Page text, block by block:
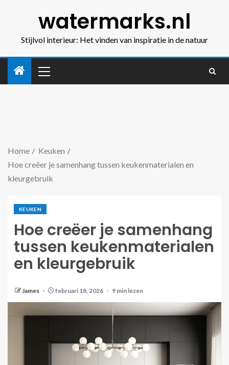
watermarks.nl
Stijlvol interieur: Het vinden van inspiratie in de natuur
Home
Keuken
Hoe creëer je samenhang tussen keukenmaterialen en
kleurgebruik
KEUKEN
Hoe creëer je samenhang
tussen keukenmaterialen
en kleurgebruik
James februari 18, 2026 9 min lezen